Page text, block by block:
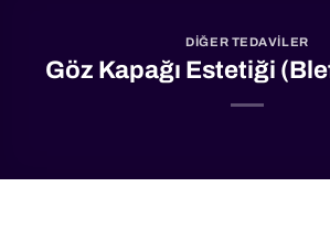
DIĞER TEDAVILER
Göz Kapağı Estetiği